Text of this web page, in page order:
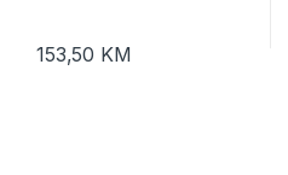
153,50 KM